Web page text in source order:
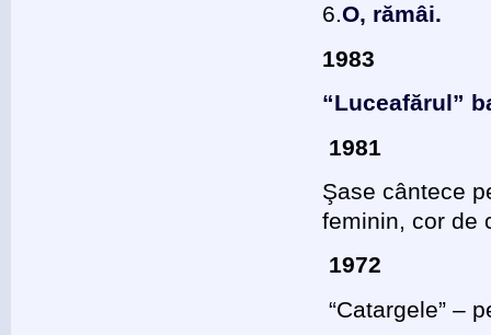
6.O, rămâi.
1983
“Luceafărul”
1981
Şase cântece
feminin, cor de
1972
“Catargele” –